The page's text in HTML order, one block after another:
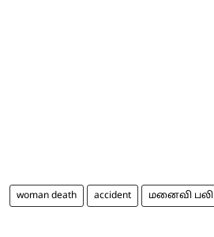
woman death accident மனைவி பலி